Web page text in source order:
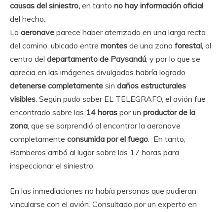
causas del siniestro, en tanto no hay información oficial
del hecho.
La aeronave parece haber aterrizado en una larga recta
del camino, ubicado entre montes de una zona forestal, al
centro del departamento de Paysandú, y por lo que se
aprecia en las imágenes divulgadas habría logrado
detenerse completamente sin daños estructurales
visibles. Según pudo saber EL TELEGRAFO, el avión fue
encontrado sobre las 14 horas por un productor de la
zona, que se sorprendió al encontrar la aeronave
completamente consumida por el fuego. En tanto,
Bomberos arribó al lugar sobre las 17 horas para
inspeccionar el siniestro.
En las inmediaciones no había personas que pudieran
vincularse con el avión. Consultado por un experto en